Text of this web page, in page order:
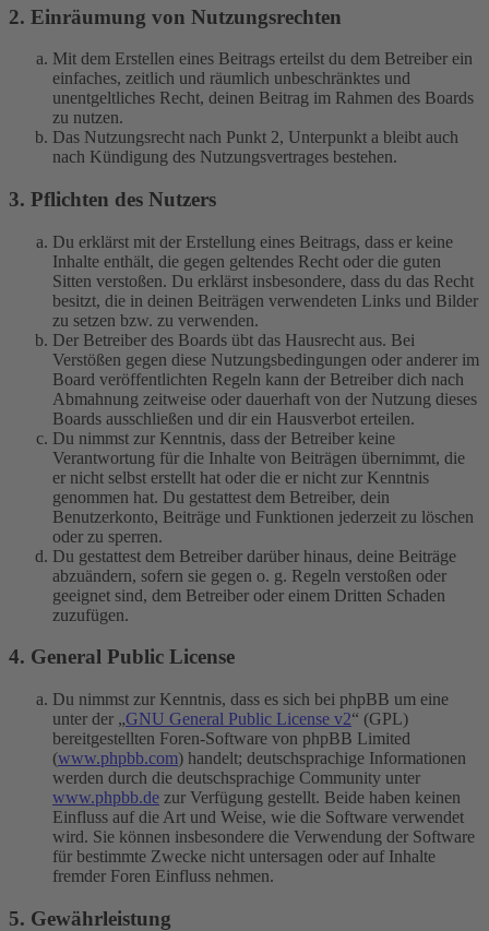
2. Einräumung von Nutzungsrechten
Mit dem Erstellen eines Beitrags erteilst du dem Betreiber ein
einfaches, zeitlich und räumlich unbeschränktes und
unentgeltliches Recht, deinen Beitrag im Rahmen des Boards
zu nutzen.
Das Nutzungsrecht nach Punkt 2, Unterpunkt a bleibt auch
nach Kündigung des Nutzungsvertrages bestehen.
3. Pflichten des Nutzers
Du erklärst mit der Erstellung eines Beitrags, dass er keine
Inhalte enthält, die gegen geltendes Recht oder die guten
Sitten verstoßen. Du erklärst insbesondere, dass du das Recht
besitzt, die in deinen Beiträgen verwendeten Links und Bilder
zu setzen bzw. zu verwenden.
Der Betreiber des Boards übt das Hausrecht aus. Bei
Verstößen gegen diese Nutzungsbedingungen oder anderer im
Board veröffentlichten Regeln kann der Betreiber dich nach
Abmahnung zeitweise oder dauerhaft von der Nutzung dieses
Boards ausschließen und dir ein Hausverbot erteilen.
Du nimmst zur Kenntnis, dass der Betreiber keine
Verantwortung für die Inhalte von Beiträgen übernimmt, die
er nicht selbst erstellt hat oder die er nicht zur Kenntnis
genommen hat. Du gestattest dem Betreiber, dein
Benutzerkonto, Beiträge und Funktionen jederzeit zu löschen
oder zu sperren.
Du gestattest dem Betreiber darüber hinaus, deine Beiträge
abzuändern, sofern sie gegen o. g. Regeln verstoßen oder
geeignet sind, dem Betreiber oder einem Dritten Schaden
zuzufügen.
4. General Public License
Du nimmst zur Kenntnis, dass es sich bei phpBB um eine
unter der „GNU General Public License v2“ (GPL)
bereitgestellten Foren-Software von phpBB Limited
(www.phpbb.com) handelt; deutschsprachige Informationen
werden durch die deutschsprachige Community unter
www.phpbb.de zur Verfügung gestellt. Beide haben keinen
Einfluss auf die Art und Weise, wie die Software verwendet
wird. Sie können insbesondere die Verwendung der Software
für bestimmte Zwecke nicht untersagen oder auf Inhalte
fremder Foren Einfluss nehmen.
5. Gewährleistung